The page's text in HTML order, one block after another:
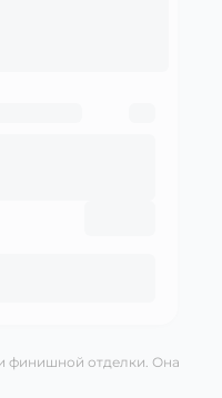
финишной отделки. Она